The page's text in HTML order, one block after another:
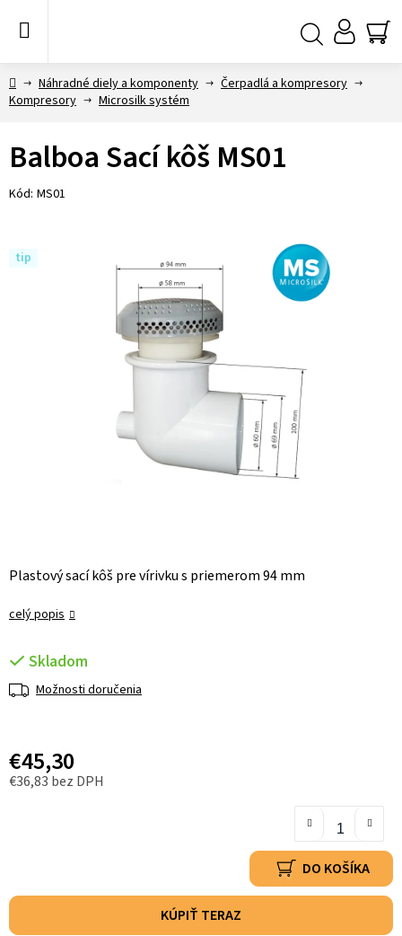
DomovNáhradné diely a komponenty
Čerpadlá a kompresory
Kompresory
Microsilk systém
Plastový sací kôš pre vírivku s priemerom 94 mm
celý popis
Skladom
Možnosti doručenia
€45,30
€36,83 bez DPH
DO KOŠÍKA
KÚPIŤ TERAZ
Balboa Sací kôš MS01
Kód: MS01
tip